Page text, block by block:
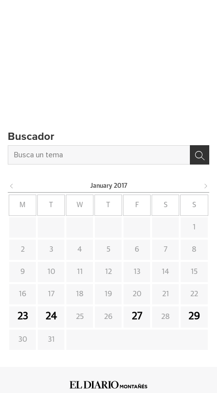
Buscador
January 2017
M W F S S
1
2 3 4 5 6 7 8
9 10 11 12 13 14 15
16 17 18 19 20 21 22
23 24 25 26 27 28 29
30 31